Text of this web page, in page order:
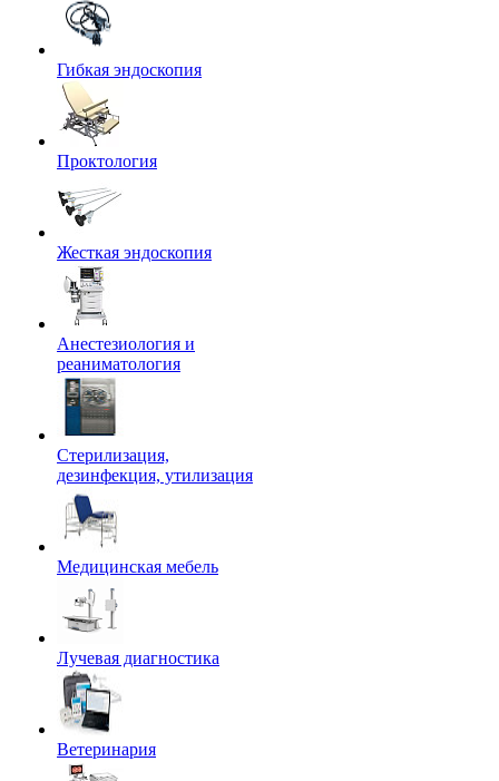
Гибкая эндоскопия
Проктология
Жесткая эндоскопия
Анестезиология и
реаниматология
Стерилизация,
дезинфекция, утилизация
Медицинская мебель
Лучевая диагностика
Ветеринария